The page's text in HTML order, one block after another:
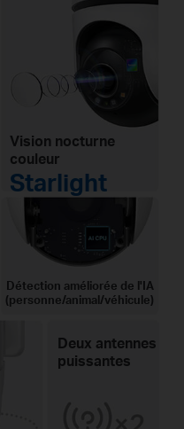
Vision nocturne
couleur
Starlight
Détection améliorée de l'IA
(personne/animal/véhicule)
Deux antennes
puissantes